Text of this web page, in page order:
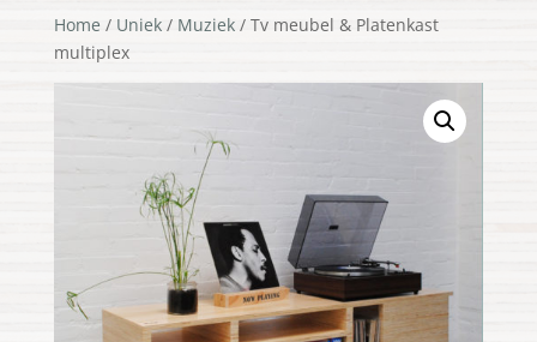
Home / Uniek/ Muziek/ Tv meubel & Platenkast
multiplex